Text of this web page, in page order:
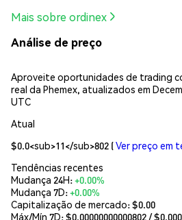
Mais sobre ordinex
Análise de preço
Aproveite oportunidades de trading
real da Phemex, atualizados em
UTC
Atual
$0.0<sub>11</sub>802 (Ver preço em
Tendências recentes
Mudança 24H:+0.00%
Mudança 7D:+0.00%
Capitalização de mercado:$0.00
Máx/Mín 7D: $0.00000000000802 / $